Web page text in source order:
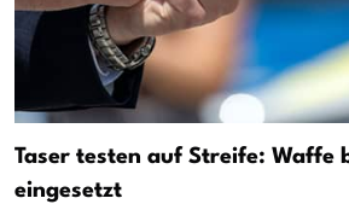
Taser testen auf Streife: Waffe
eingesetzt